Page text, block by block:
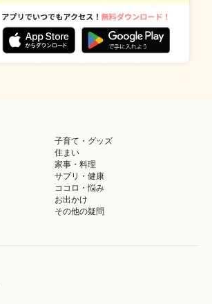
子育て・グッズ
住まい
家事・料理
サプリ・健康
ココロ・悩み
お出かけ
その他の疑問